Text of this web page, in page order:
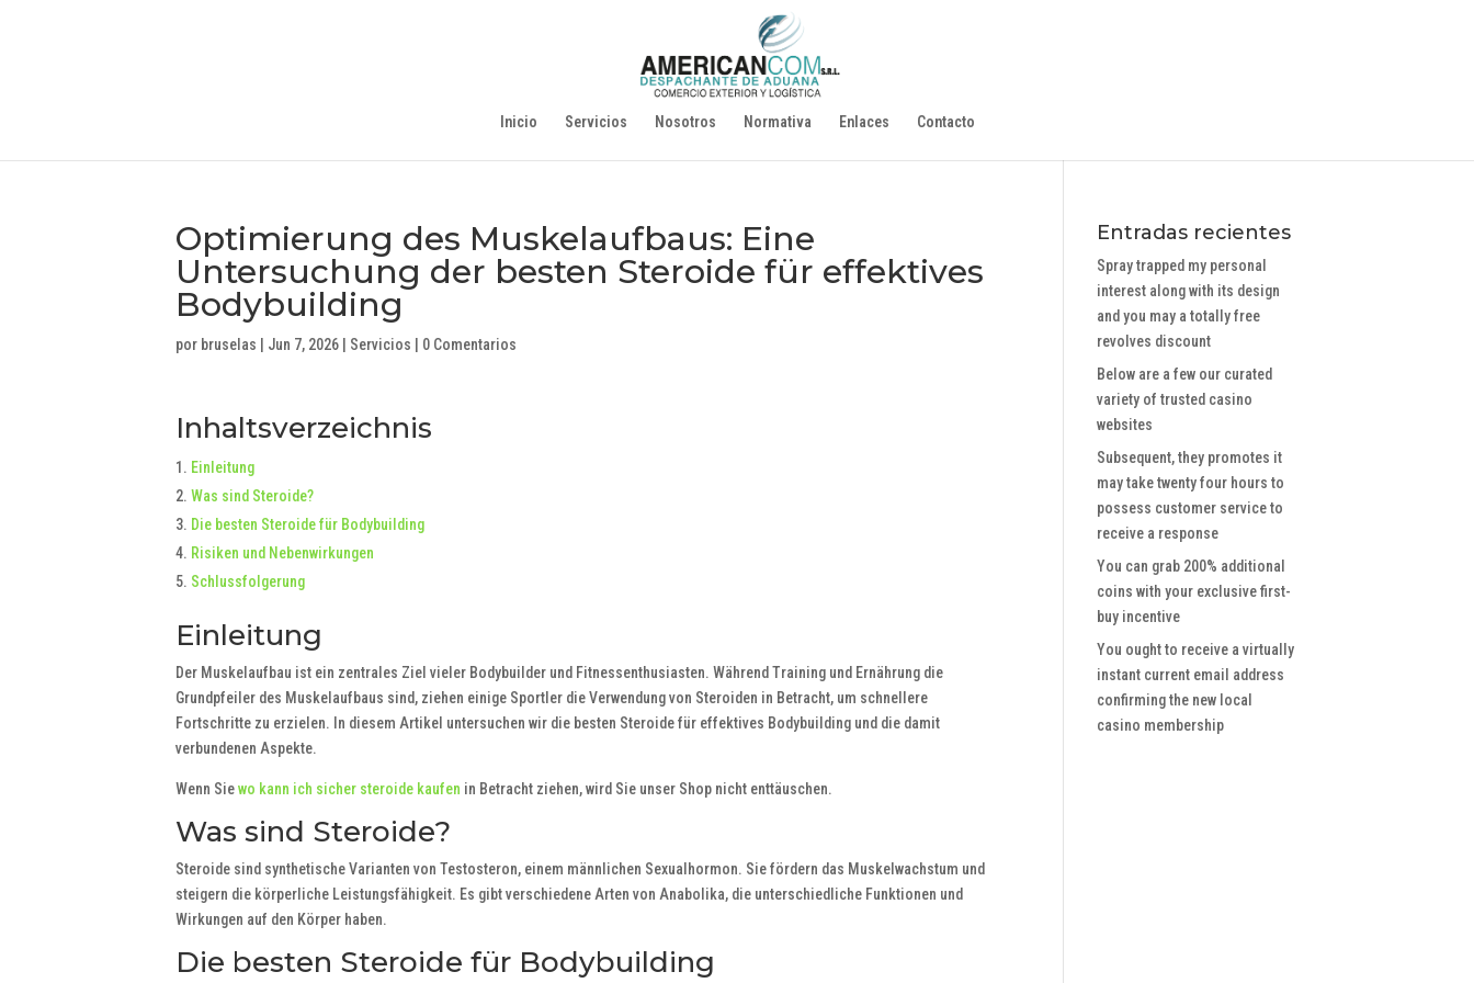
Inicio Servicios Nosotros Normativa Enlaces Contacto
Optimierung des Muskelaufbaus: Eine
Untersuchung der besten Steroide für effektives
Bodybuilding
por bruselas Jun 7, 2026 Servicios 0 Comentarios
Inhaltsverzeichnis
Einleitung
Was sind Steroide?
Die besten Steroide für Bodybuilding
Risiken und Nebenwirkungen
Schlussfolgerung
Einleitung
Der Muskelaufbau ist ein zentrales Ziel vieler Bodybuilder und Fitnessenthusiasten. Während Training und Ernährung die
Grundpfeiler des Muskelaufbaus sind, ziehen einige Sportler die Verwendung von Steroiden in Betracht, um schnellere
Fortschritte zu erzielen. In diesem Artikel untersuchen wir die besten Steroide für effektives Bodybuilding und die damit
verbundenen Aspekte.
Wenn Siewo kann ich sicher steroide kaufen in Betracht ziehen, wird Sie unser Shop nicht enttäuschen.
Was sind Steroide?
Steroide sind synthetische Varianten von Testosteron, einem männlichen Sexualhormon. Sie fördern das Muskelwachstum und
steigern die körperliche Leistungsfähigkeit. Es gibt verschiedene Arten von Anabolika, die unterschiedliche Funktionen und
Wirkungen auf den Körper haben.
Die besten Steroide für Bodybuilding
Entradas recientes
Spray trapped my personal
interest along with its design
and you may a totally free
revolves discount
Below are a few our curated
variety of trusted casino
websites
Subsequent, they promotes it
may take twenty four hours to
possess customer service to
receive a response
You can grab 200% additional
coins with your exclusive first-
buy incentive
You ought to receive a virtually
instant current email address
confirming the new local
casino membership